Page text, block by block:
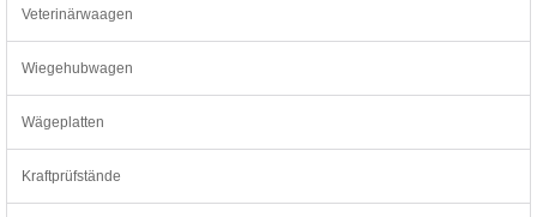
Veterinärwaagen
Wiegehubwagen
Wägeplatten
Kraftprüfstände